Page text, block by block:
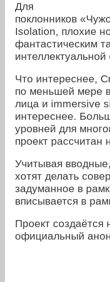
Для
поклонников
Isolation, плохие
фантастическим
интеллектуальной
Что интереснее,
по меньшей мере
лица и immersive
интереснее.
уровней для
проект рассчитан
Учитывая
хотят делать
задуманное в
вписывается в
Проект создаётся
официальный